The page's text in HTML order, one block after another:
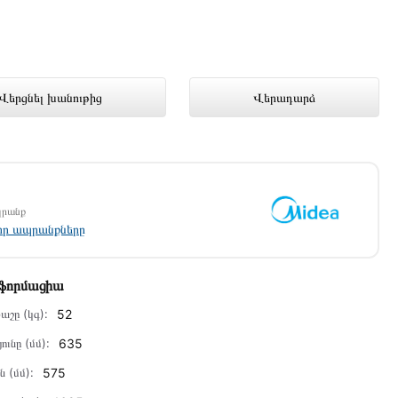
խանութից Վերադարձ
լավագույն գնով 216 000
ապրանքները
(կգ): 52
(մմ): 635
(մմ): 575